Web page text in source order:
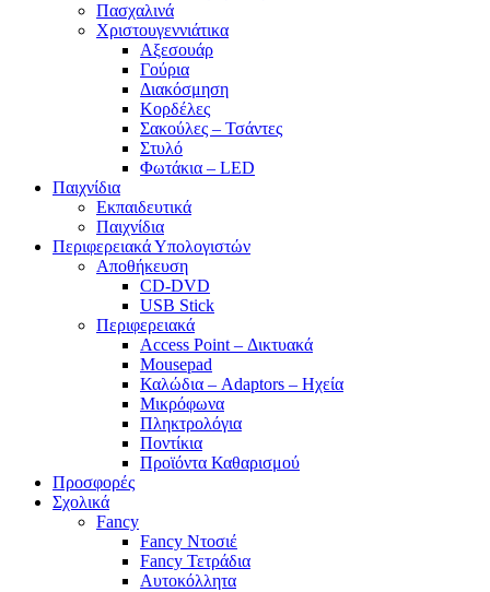
Πασχαλινά
Χριστουγεννιάτικα
Αξεσουάρ
Γούρια
Διακόσμηση
Κορδέλες
Σακούλες – Τσάντες
Στυλό
Φωτάκια – LED
Παιχνίδια
Εκπαιδευτικά
Παιχνίδια
Περιφερειακά Υπολογιστών
Αποθήκευση
CD-DVD
USB Stick
Περιφερειακά
Access Point – Δικτυακά
Mousepad
Καλώδια – Adaptors – Ηχεία
Μικρόφωνα
Πληκτρολόγια
Ποντίκια
Προϊόντα Καθαρισμού
Προσφορές
Σχολικά
Fancy
Fancy Ντοσιέ
Fancy Τετράδια
Αυτοκόλλητα